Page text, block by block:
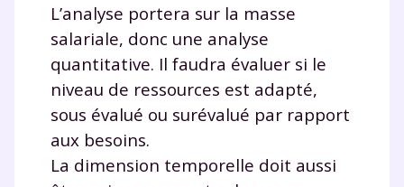
L’analyse portera sur la masse
salariale, donc une analyse
quantitative. Il faudra évaluer si le
niveau de ressources est adapté,
sous évalué ou surévalué par rapport
aux besoins.
La dimension temporelle doit aussi